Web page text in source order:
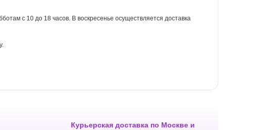
с 10 до 18 часов. В воскресенье осуществляется доставка
Курьерская доставка по Москве и